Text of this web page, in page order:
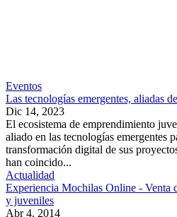
Eventos
Las tecnologías emergentes, aliadas
Dic 14, 2023
El ecosistema de emprendimiento
aliado en las tecnologías emergentes
transformación digital de sus
han coincido...
Actualidad
Experiencia Mochilas Online - Venta
y juveniles
Abr 4, 2014